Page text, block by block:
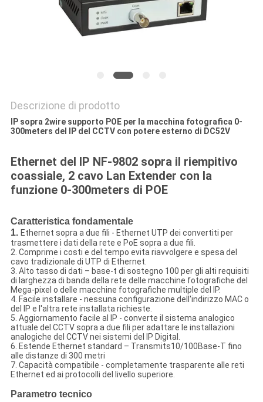
Descrizione di prodotto
IP sopra 2wire supporto POE per la macchina fotografica 0-
300meters del IP del CCTV con potere esterno di DC52V
Ethernet del IP NF-9802 sopra il riempitivo
coassiale, 2 cavo Lan Extender con la
funzione 0-300meters di POE
Caratteristica fondamentale
1. Ethernet sopra a due fili - Ethernet UTP dei convertiti per
trasmettere i dati della rete e PoE sopra a due fili.
2. Comprime i costi e del tempo evita riavvolgere e spesa del
cavo tradizionale di UTP di Ethernet.
3. Alto tasso di dati – base-t di sostegno 100 per gli alti requisiti
di larghezza di banda della rete delle macchine fotografiche del
Mega-pixel o delle macchine fotografiche multiple del IP.
4. Facile installare - nessuna configurazione dell'indirizzo MAC o
del IP e l'altra rete installata richieste.
5. Aggiornamento facile al IP - converte il sistema analogico
attuale del CCTV sopra a due fili per adattare le installazioni
analogiche del CCTV nei sistemi del IP Digital.
6. Estende Ethernet standard – Transmits10/100Base-T fino
alle distanze di 300 metri
7. Capacità compatibile - completamente trasparente alle reti
Ethernet ed ai protocolli del livello superiore.
Parametro tecnico